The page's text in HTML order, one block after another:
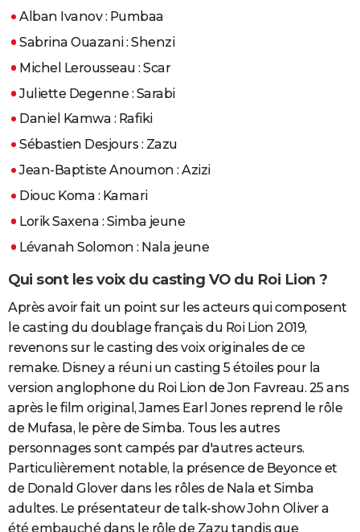
Alban Ivanov : Pumbaa
Sabrina Ouazani : Shenzi
Michel Lerousseau : Scar
Juliette Degenne : Sarabi
Daniel Kamwa : Rafiki
Sébastien Desjours : Zazu
Jean-Baptiste Anoumon : Azizi
Diouc Koma : Kamari
Lorik Saxena : Simba jeune
Lévanah Solomon : Nala jeune
Qui sont les voix du casting VO du Roi Lion ?
Après avoir fait un point sur les acteurs qui composent
le casting du doublage français du Roi Lion 2019,
revenons sur le casting des voix originales de ce
remake. Disney a réuni un casting 5 étoiles pour la
version anglophone du Roi Lion de Jon Favreau. 25 ans
après le film original, James Earl Jones reprend le rôle
de Mufasa, le père de Simba. Tous les autres
personnages sont campés par d'autres acteurs.
Particulièrement notable, la présence de Beyonce et
de Donald Glover dans les rôles de Nala et Simba
adultes. Le présentateur de talk-show John Oliver a
été embauché dans le rôle de Zazu tandis que